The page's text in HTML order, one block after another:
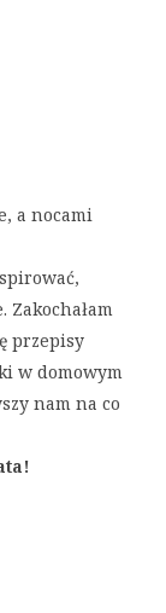
a nocami
przepisy
w domowym
nam na co